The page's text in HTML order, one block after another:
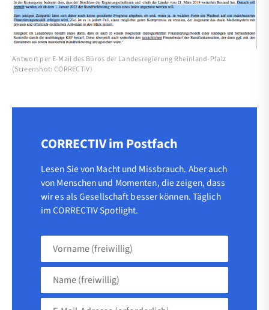
Antwort per E-Mail des Büros der Landesregierung Rheinland-Pfalz
(Screenshot: CORRECTIV)
CORRECTIV im Postfach
Lesen Sie von Macht und Missbrauch. Aber auch
von Menschen und Momenten, die zeigen, dass
wir es als Gesellschaft besser können. Täglich
im CORRECTIV Spotlight.
Vorname
Name
(freiwillig)